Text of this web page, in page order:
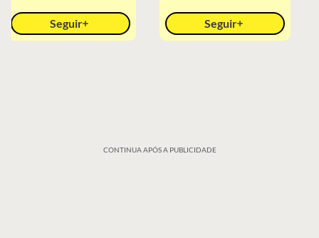
Seguir Seguir
CONTINUA APÓS A PUBLICIDADE